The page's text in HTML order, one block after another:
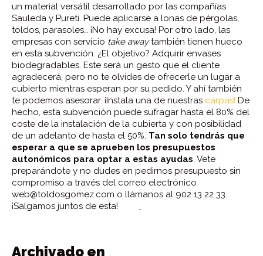
un material versátil desarrollado por las compañías
Sauleda y Pureti. Puede aplicarse a lonas de pérgolas,
toldos, parasoles… ¡No hay excusa! Por otro lado, las
empresas con servicio take awaytambién tienen hueco
en esta subvención. ¿El objetivo? Adquirir envases
biodegradables. Este será un gesto que el cliente
agradecerá, pero no te olvides de ofrecerle un lugar a
cubierto mientras esperan por su pedido. Y ahí también
te podemos asesorar. ¡Instala una de nuestras carpas! De
hecho, esta subvención puede sufragar hasta el 80% del
coste de la instalación de la cubierta y con posibilidad
de un adelanto de hasta el 50%. Tan solo tendrás que
esperar a que se aprueben los presupuestos
autonómicos para optar a estas ayudas. Vete
preparándote y no dudes en pedirnos presupuesto sin
compromiso a través del correo electrónico
web@toldosgomez.com o llámanos al 902 13 22 33.
¡Salgamos juntos de esta!
Archivado en